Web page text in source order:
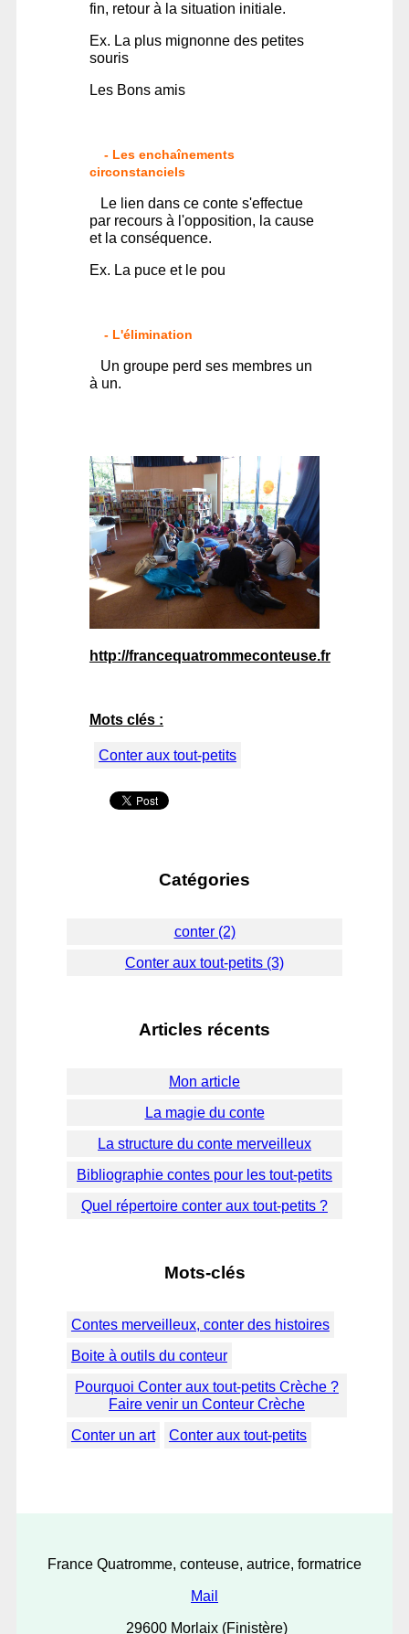
fin, retour à la situation initiale.
Ex. La plus mignonne des petites
souris
Les Bons amis
- Les enchaînements
circonstanciels
Le lien dans ce conte s'effectue
par recours à l'opposition, la cause
et la conséquence.
Ex. La puce et le pou
- L'élimination
Un groupe perd ses membres un
à un.
http://francequatrommeconteuse.fr
Mots clés :
Conter aux tout-petits
Catégories
conter (2)
Conter aux tout-petits (3)
Articles récents
Mon article
La magie du conte
La structure du conte merveilleux
Bibliographie contes pour les tout-petits
Quel répertoire conter aux tout-petits ?
Mots-clés
Contes merveilleux, conter des histoires
Boite à outils du conteur
Pourquoi Conter aux tout-petits Crèche ?
Faire venir un Conteur Crèche
Conter un art
Conter aux tout-petits
France Quatromme, conteuse, autrice, formatrice
Mail
29600 Morlaix (Finistère)